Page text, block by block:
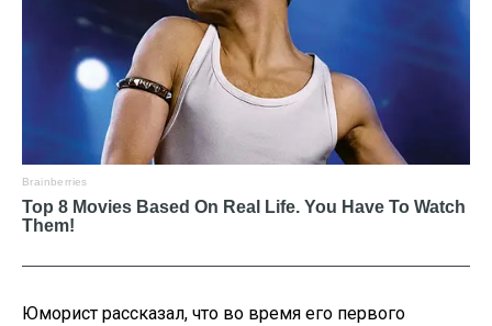
Юморист рассказал, что во время его первого